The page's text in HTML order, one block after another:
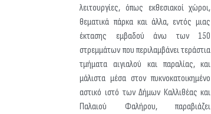
λειτουργίες, όπως εκθεσιακοί χώροι,
θεματικά πάρκα και άλλα, εντός μιας
έκτασης εμβαδού άνω των 150
στρεμμάτων που περιλαμβάνει τεράστια
τμήματα αιγιαλού και παραλίας, και
μάλιστα μέσα στον πυκνοκατοικημένο
αστικό ιστό των Δήμων Καλλιθέας και
Παλαιού Φαλήρου, παραβιάζει